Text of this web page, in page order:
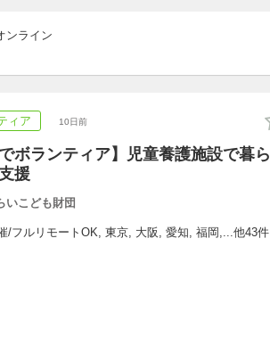
ンライン
ィア 10日前
ボランティア】児童養護施設で暮ら
援
こども財団
/フルリモートOK, 東京, 大阪, 愛知, 福岡,...他43件